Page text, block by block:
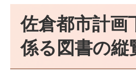
佐倉都市計画
係る図書の縦